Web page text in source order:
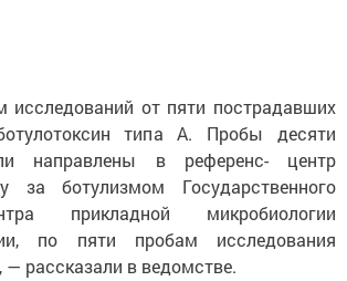
исследований от пяти пострадавших
типа А. Пробы десяти
направлены в референс- центр
за ботулизмом Государственного
прикладной микробиологии
по пяти пробам исследования
рассказали в ведомстве.